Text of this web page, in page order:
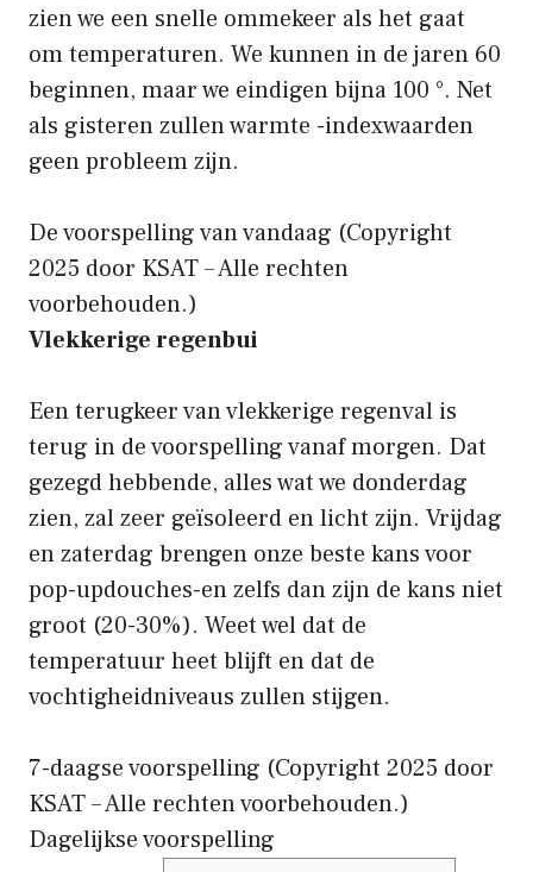
zien we een snelle ommekeer als het gaat
om temperaturen. We kunnen in de jaren 60
beginnen, maar we eindigen bijna 100 °. Net
als gisteren zullen warmte -indexwaarden
geen probleem zijn.
De voorspelling van vandaag (Copyright
2025 door KSAT – Alle rechten
voorbehouden.)
Vlekkerige regenbui
Een terugkeer van vlekkerige regenval is
terug in de voorspelling vanaf morgen. Dat
gezegd hebbende, alles wat we donderdag
zien, zal zeer geïsoleerd en licht zijn. Vrijdag
en zaterdag brengen onze beste kans voor
pop-updouches-en zelfs dan zijn de kans niet
groot (20-30%). Weet wel dat de
temperatuur heet blijft en dat de
vochtigheidniveaus zullen stijgen.
7-daagse voorspelling (Copyright 2025 door
KSAT – Alle rechten voorbehouden.)
Dagelijkse voorspelling